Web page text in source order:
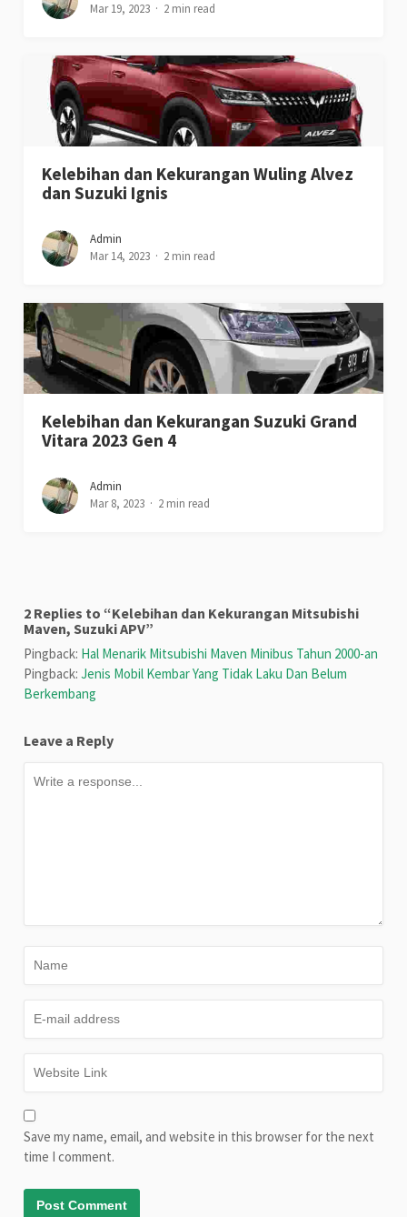
Mar 19, 2023
2 min read
Kelebihan dan Kekurangan Wuling Alvez
dan Suzuki Ignis
Admin
Mar 14, 2023
2 min read
Kelebihan dan Kekurangan Suzuki Grand
Vitara 2023 Gen 4
Admin
Mar 8, 2023
2 min read
2 Replies to “Kelebihan dan Kekurangan Mitsubishi
Maven, Suzuki APV”
Pingback: Hal Menarik Mitsubishi Maven Minibus Tahun 2000-an
Pingback:Jenis Mobil Kembar Yang Tidak Laku Dan Belum
Berkembang
Leave a Reply
Save my name, email, and website in this browser for the next
time I comment.